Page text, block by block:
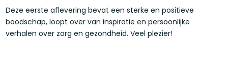
Deze eerste aflevering bevat een sterke en positieve
boodschap, loopt over van inspiratie en persoonlijke
verhalen over zorg en gezondheid. Veel plezier!